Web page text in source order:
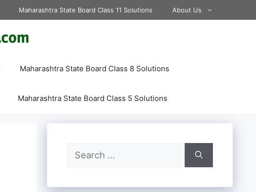
Maharashtra State Board Class 11 Solutions About Us
Maharashtra State Board Class 8 Solutions
Maharashtra State Board Class 5 Solutions
Search
for: